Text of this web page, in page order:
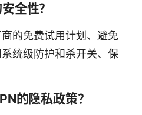
全性？
的免费试用计划、避免
统级防护和杀开关、保
的隐私政策？